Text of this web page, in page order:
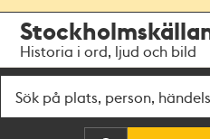
navigationen
huvudinnehållet
Historia i ord, ljud och bild